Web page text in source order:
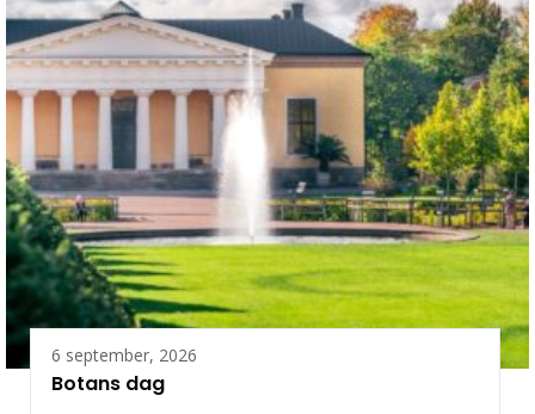
6 september, 2026
Botans dag